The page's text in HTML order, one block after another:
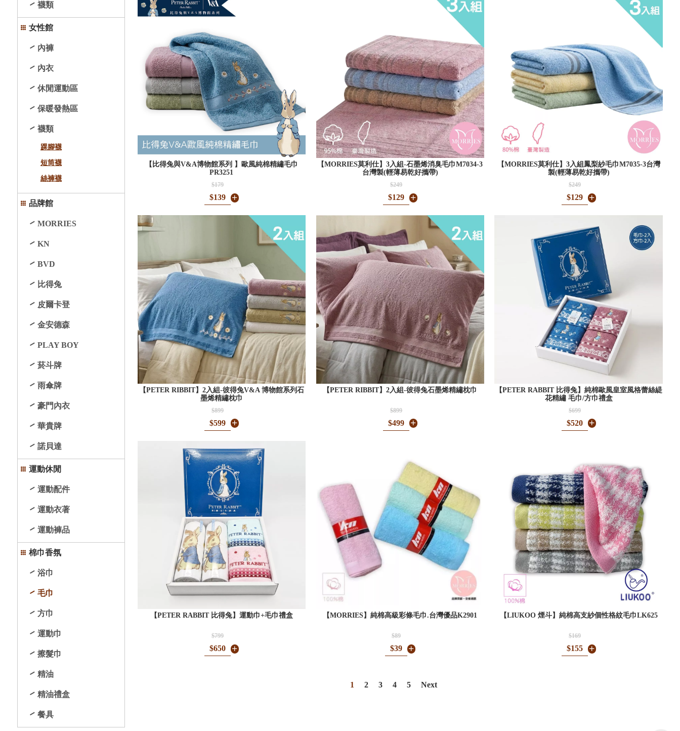
襪類
女性館
內褲
內衣
休閒運動區
保暖發熱區
襪類
踝腳襪
短筒襪
絲褲襪
品牌館
MORRIES
KN
BVD
比得兔
皮爾卡登
金安德森
PLAY BOY
菸斗牌
雨傘牌
豪門內衣
華貴牌
諾貝達
運動休閒
運動配件
運動衣著
運動褲品
棉巾香氛
浴巾
毛巾
方巾
運動巾
擦髮巾
精油
精油禮盒
餐具
【比得兔與V&A博物館系列 】歐風純棉精繡毛巾
PR3251
$179
$139
【MORRIES莫利仕】3入組-石墨烯消臭毛巾M7034-3
台灣製(輕薄易乾好攜帶)
$249
$129
【MORRIES莫利仕】3入組鳳梨紗毛巾M7035-3台灣
製(輕薄易乾好攜帶)
$249
$129
【PETER RIBBIT】2入組-彼得兔V&A 博物館系列石
墨烯精繡枕巾
$899
$599
【PETER RIBBIT】2入組-彼得兔石墨烯精繡枕巾
$899
$499
【PETER RABBIT 比得兔】純棉歐風皇室風格蕾絲緹
花精繡 毛巾/方巾禮盒
$699
$520
【PETER RABBIT 比得兔】運動巾+毛巾禮盒
$799
$650
【MORRIES】純棉高級彩條毛巾.台灣優品K2901
$89
$39
【LIUKOO 煙斗】純棉高支紗個性格紋毛巾LK625
$169
$155
1 2 3 4 5